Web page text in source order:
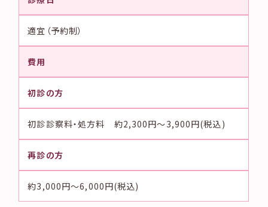
適宜（予約制）
費用
初診の方
初診診察料・処方料 約2,300円～3,900円(税込)
再診の方
約3,000円～6,000円(税込)